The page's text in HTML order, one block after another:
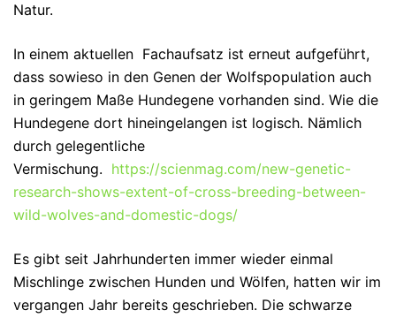
Natur.
In einem aktuellen Fachaufsatz ist erneut aufgeführt,
dass sowieso in den Genen der Wolfspopulation auch
in geringem Maße Hundegene vorhanden sind. Wie die
Hundegene dort hineingelangen ist logisch. Nämlich
durch gelegentliche
Vermischung. https://scienmag.com/new-genetic-
research-shows-extent-of-cross-breeding-between-
wild-wolves-and-domestic-dogs/
Es gibt seit Jahrhunderten immer wieder einmal
Mischlinge zwischen Hunden und Wölfen, hatten wir im
vergangen Jahr bereits geschrieben. Die schwarze